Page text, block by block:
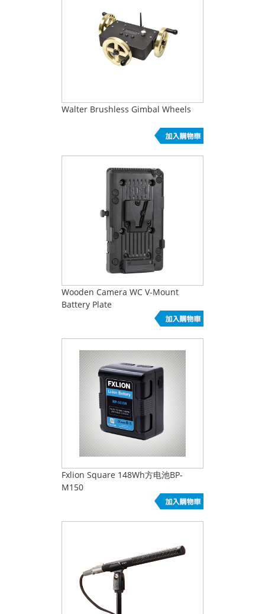
Walter Brushless Gimbal Wheels
Wooden Camera WC V-Mount
Battery Plate
Fxlion Square 148Wh方电池BP-
M150